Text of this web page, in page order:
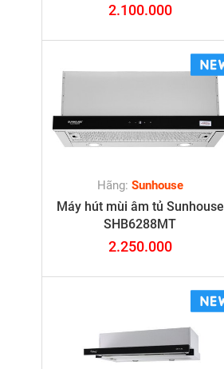
2.100.000
Hãng: Sunhouse
Máy hút mùi âm tủ Sunhouse
SHB6288MT
2.250.000